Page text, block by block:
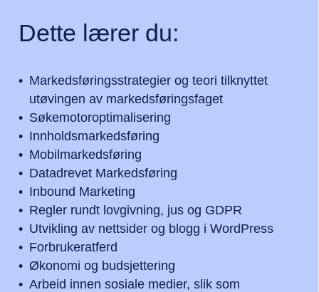
Dette lærer du:
Markedsføringsstrategier og teori tilknyttet
utøvingen av markedsføringsfaget
Søkemotoroptimalisering
Innholdsmarkedsføring
Mobilmarkedsføring
Datadrevet Markedsføring
Inbound Marketing
Regler rundt lovgivning, jus og GDPR
Utvikling av nettsider og blogg i WordPress
Forbrukeratferd
Økonomi og budsjettering
Arbeid innen sosiale medier, slik som